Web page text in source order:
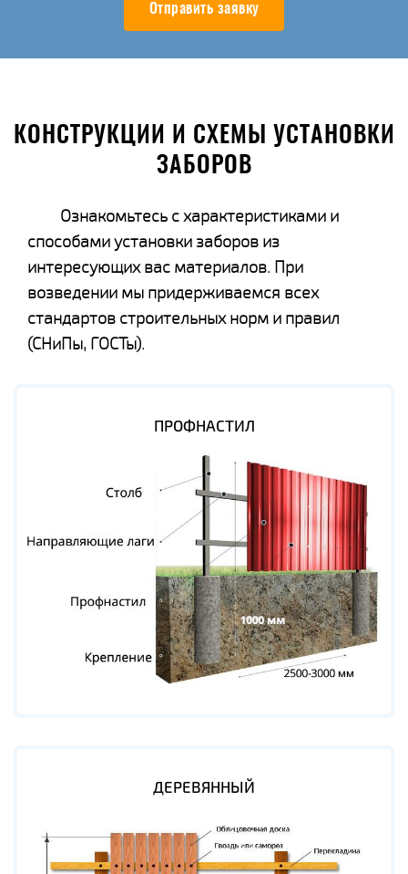
Отправить заявку
КОНСТРУКЦИИ И СХЕМЫ УСТАНОВКИ
ЗАБОРОВ
Ознакомьтесь с характеристиками и
способами установки заборов из
интересующих вас материалов. При
возведении мы придерживаемся всех
стандартов строительных норм и правил
(СНиПы, ГОСТы).
ПРОФНАСТИЛ
ДЕРЕВЯННЫЙ